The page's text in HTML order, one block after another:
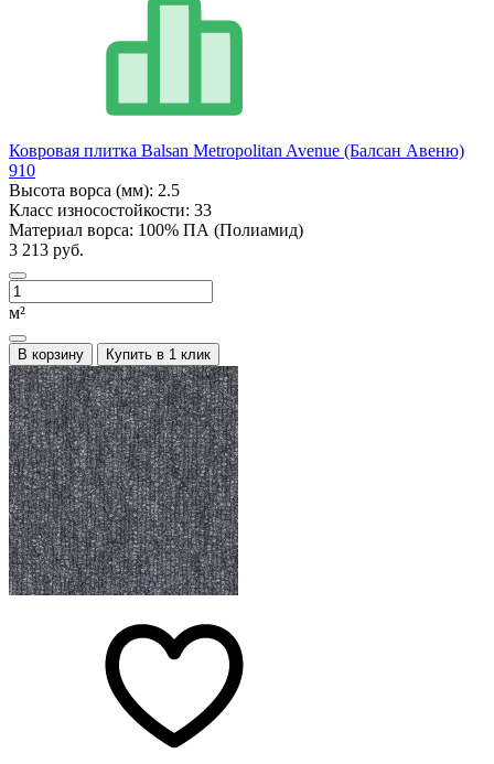
Ковровая плитка Balsan Metropolitan Avenue (Балсан Авеню)
910
Высота ворса (мм): 2.5
Класс износостойкости: 33
Материал ворса: 100% ПА (Полиамид)
3 213 руб.
м²
В корзину Купить в 1 клик